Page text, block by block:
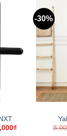
₫Giá
-30%